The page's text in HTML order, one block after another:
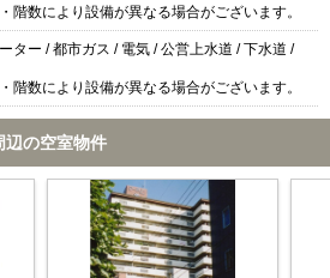
階数により設備が異なる場合がございます。
ター / 都市ガス / 電気 / 公営上水道 / 下水道 /
階数により設備が異なる場合がございます。
辺の空室物件